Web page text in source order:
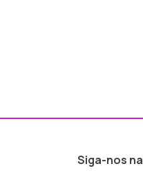
Siga-nos